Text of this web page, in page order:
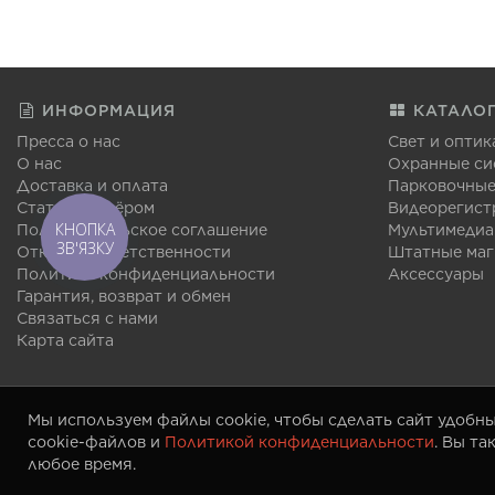
Мы используем файлы cookie, чтобы сделать сайт
cookie-файлов и Политикой конфиденциальности. Вы
любое время.
ИНФОРМАЦИЯ
Пресса о нас
О нас
Доставка и оплата
Стать партнёром
Пользовательское соглашение
Отказ от ответственности
Политика конфиденциальности
Гарантия, возврат и обмен
Связаться с нами
Карта сайта
Свет и
Охранные
Мультимедиа
Штатные
Аксессуары
КНОПКА
ЗВ'ЯЗКУ